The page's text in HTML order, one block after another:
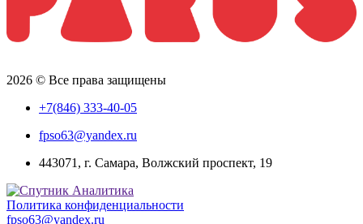
2026 © Все права защищены
+7(846) 333-40-05
fpso63@yandex.ru
443071, г. Самара, Волжский проспект, 19
Политика конфиденциальности
fpso63@yandex.ru